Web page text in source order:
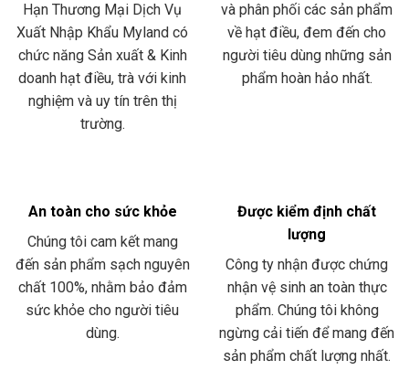
Hạn Thương Mại Dịch Vụ
Xuất Nhập Khẩu Myland có
chức năng Sản xuất & Kinh
doanh hạt điều, trà với kinh
nghiệm và uy tín trên thị
trường.
và phân phối các sản phẩm
về hạt điều, đem đến cho
người tiêu dùng những sản
phẩm hoàn hảo nhất.
An toàn cho sức khỏe
Chúng tôi cam kết mang
đến sản phẩm sạch nguyên
chất 100%, nhằm bảo đảm
sức khỏe cho người tiêu
dùng.
Được kiểm định chất
lượng
Công ty nhận được chứng
nhận vệ sinh an toàn thực
phẩm. Chúng tôi không
ngừng cải tiến để mang đến
sản phẩm chất lượng nhất.